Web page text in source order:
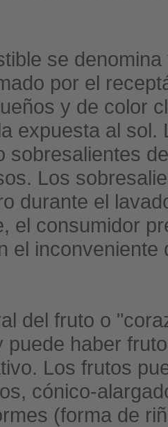
se
por el
y de color
expuesta al
sobresalientes
Los
durante el
el consumidor
el
del fruto o
puede haber
Los frutos
cónico-
(forma de